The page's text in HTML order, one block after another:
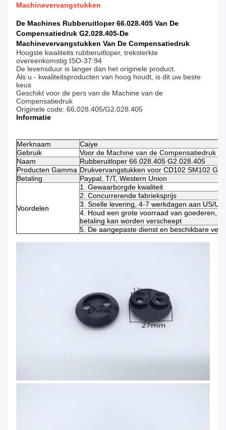
Machinevervangstukken
De Machines Rubberuitloper 66.028.405 Van De
Compensatiedruk G2.028.405-De
Machinevervangstukken Van De Compensatiedruk
Hoogste kwaliteits rubberuitloper, treksterkte
overeenkomstig ISO-37:94
De levensduur is langer dan het originele product.
Als u - kwaliteitsproducten van hoog houdt, is dit uw beste
keus
Geschikt voor de pers van de Machine van de
Compensatiedruk
Originele code: 66.028.405/G2.028.405
Informatie
Merknaam
Caiye
Gebruik
Voor de Machine van de Compensatiedruk
Naam
Rubberuitloper 66.028.405 G2.028.405
Producten Gamma Drukvervangstukken voor CD102 SM102
Betaling
Paypal, T/T, Western Union
Voordelen
1. Gewaarborgde kwaliteit
2. Concurrerende fabrieksprijs
3. Snelle levering, 4-7 werkdagen aan US/
4. Houd een grote voorraad van goederen,
betaling kan worden verscheept
5. De aangepaste dienst en beschikbare